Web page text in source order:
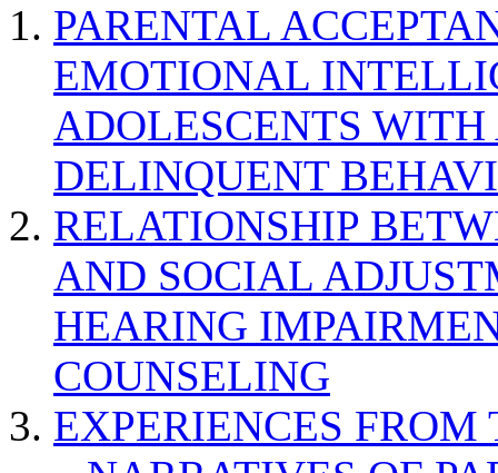
PARENTAL
EMOTIONAL
ADOLESCENTS
DELINQUENT
RELATIONSHIP
AND SOCIAL
HEARING
COUNSELING
EXPERIENCES